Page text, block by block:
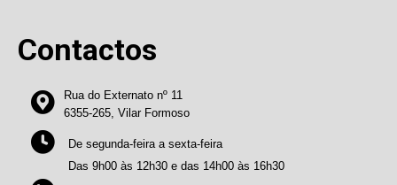
Contactos
Rua do Externato nº 11
6355-265, Vilar Formoso
De segunda-feira a sexta-feira
Das 9h00 às 12h30 e das 14h00 às 16h30